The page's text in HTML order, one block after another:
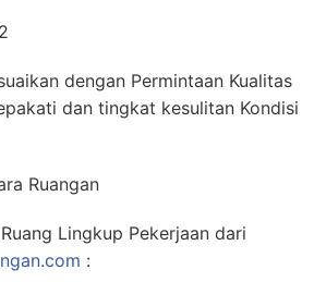
dengan Permintaan Kualitas
dan tingkat kesulitan Kondisi
Ruangan
Lingkup Pekerjaan dari
: